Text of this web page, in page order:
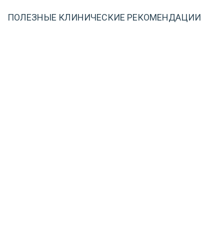
ПОЛЕЗНЫЕ КЛИНИЧЕСКИЕ РЕКОМЕНДАЦИИ